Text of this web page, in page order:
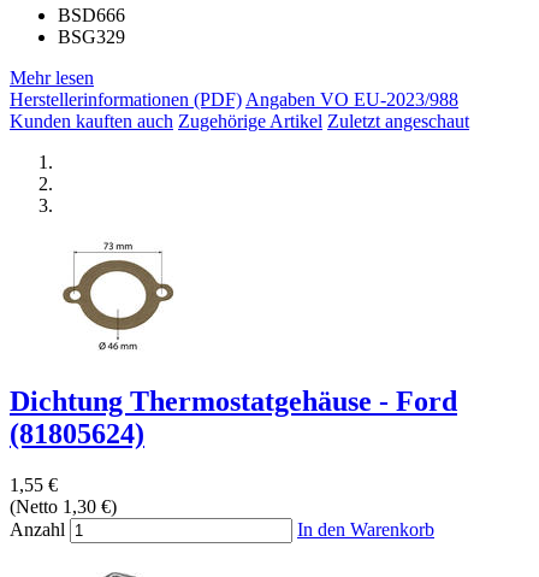
BSD666
BSG329
Mehr lesen
Herstellerinformationen (PDF)Angaben VO EU-2023/988
Kunden kauften auch Zugehörige Artikel Zuletzt angeschaut
Dichtung Thermostatgehäuse - Ford
(81805624)
1,55 €
(Netto 1,30 €)
Anzahl
In den Warenkorb